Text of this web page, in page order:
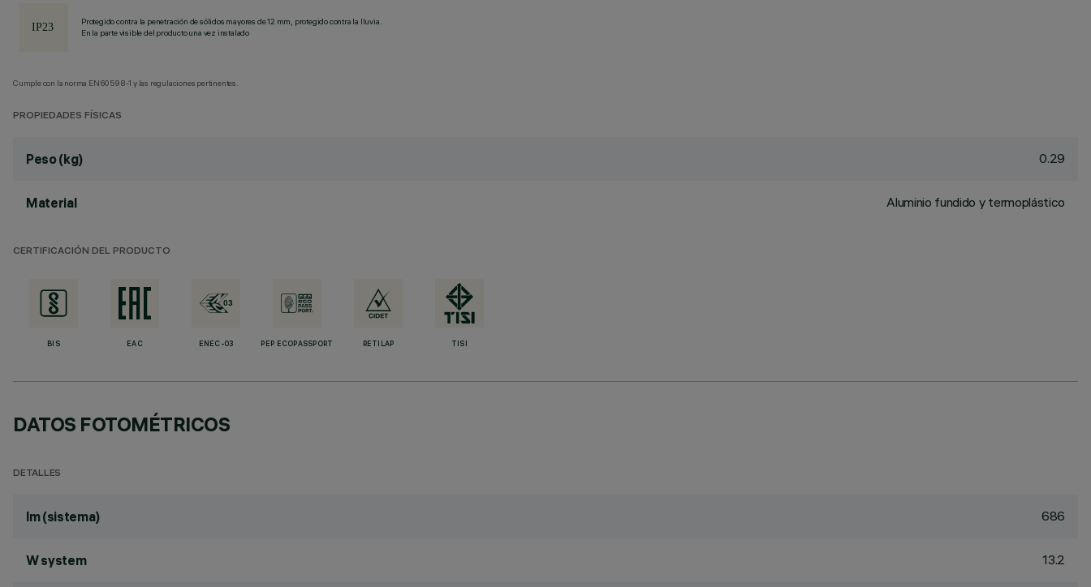
Protegido contra la penetración de sólidos mayores de 12 mm, protegido contra la lluvia.
En la parte visible del producto una vez instalado
Cumple con la norma EN60598-1 y las regulaciones pertinentes.
PROPIEDADES FÍSICAS
Peso (kg) 0.29
Material Aluminio fundido y termoplástico
CERTIFICACIÓN DEL PRODUCTO
BIS EAC ENEC-03 PEP ECOPASSPORT RETILAP TISI
DATOS FOTOMÉTRICOS
DETALLES
lm (sistema) 686
W system 13.2